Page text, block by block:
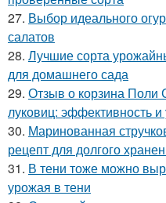
27. Выбор идеального
салатов
28. Лучшие сорта
для домашнего сада
29. Отзыв о корзина Поли
луковиц: эффективность и
30. Маринованная
рецепт для долгого
31. В тени тоже можно
урожая в тени